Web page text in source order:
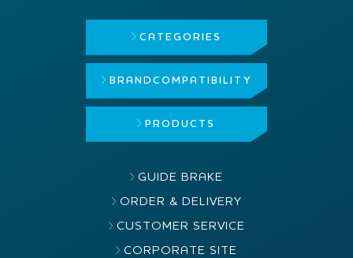
CATEGORIES
BRAND COMPATIBILITY
PRODUCTS
GUIDE BRAKE
ORDER & DELIVERY
CUSTOMER SERVICE
CORPORATE SITE